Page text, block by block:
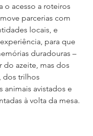
o acesso a roteiros
parcerias com
locais, e
para que
duradouras –
do azeite, mas dos
dos trilhos
animais avistados e
à volta da mesa.